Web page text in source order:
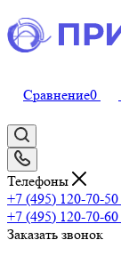
Сравнение0
Телефоны
+7 (495) 120-70-50
+7 (495) 120-70-60
Заказать звонок